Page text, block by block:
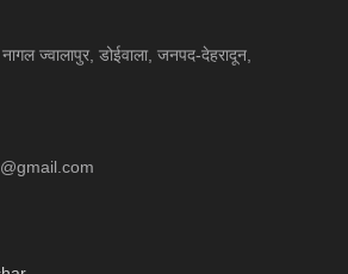
ज्वालापुर, डोईवाला, जनपद-देहरादून,